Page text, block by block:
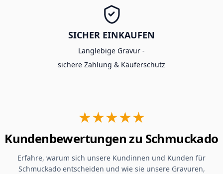
SICHER EINKAUFEN
Langlebige Gravur -
sichere Zahlung & Käuferschutz
★★★★★
Kundenbewertungen zu Schmuckado
Erfahre, warum sich unsere Kundinnen und Kunden für
Schmuckado entscheiden und wie sie unsere Gravuren,